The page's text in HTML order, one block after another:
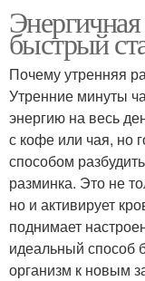
быстрый
Почему утренняя
Утренние минуты
энергию на весь
с кофе или чая, но
способом
разминка. Это не
но и активирует
поднимает
идеальный способ
организм к новым